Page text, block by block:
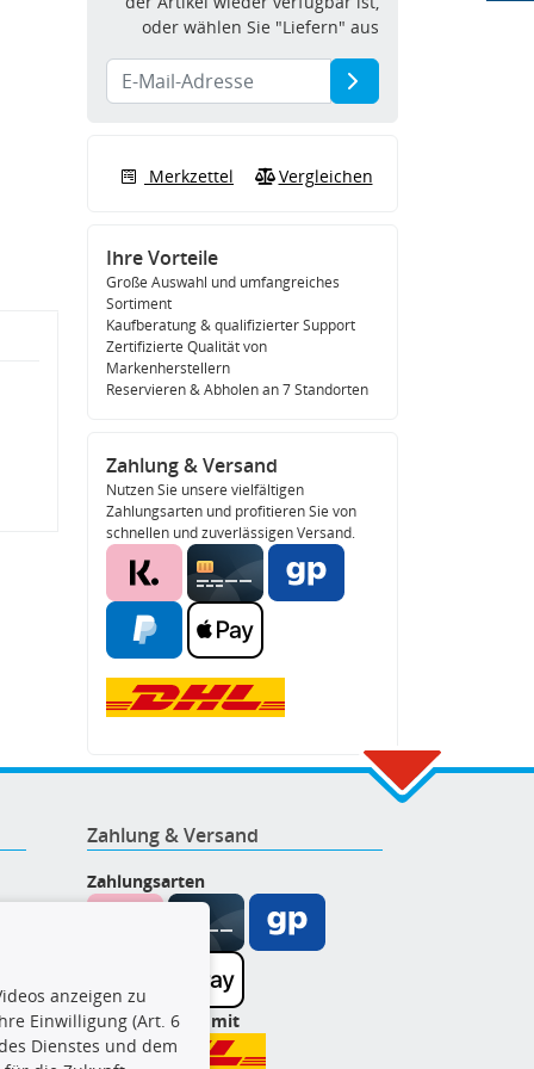
oder wählen Sie "Liefern" aus
Merkzettel Vergleichen
Ihre Vorteile
Große Auswahl und umfangreiches
Sortiment
Kaufberatung & qualifizierter Support
Zertifizierte Qualität von
Markenherstellern
Reservieren & Abholen an 7 Standorten
Zahlung & Versand
Nutzen Sie unsere vielfältigen
Zahlungsarten und profitieren Sie von
schnellen und zuverlässigen Versand.
Zahlung & Versand
Zahlungsarten
Wir versenden mit
anzeigen zu
Einwilligung (Art. 6
Dienstes und dem